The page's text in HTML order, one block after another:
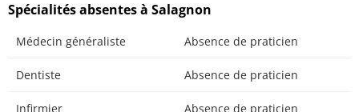
Spécialités absentes à Salagnon
Médecin généraliste Absence de praticien
Dentiste Absence de praticien
Infirmier Absence de praticien